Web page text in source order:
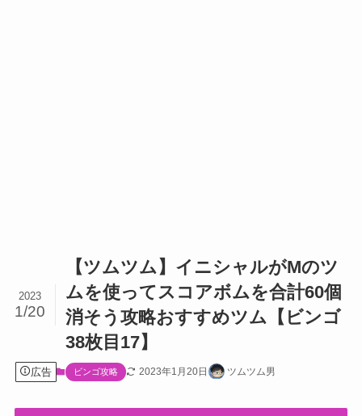
【ツムツム】イニシャルがMのツ
ムを使ってスコアボムを合計60個
消そう攻略おすすめツム【ビンゴ
38枚目17】
2023
1/20
広告 ビンゴ攻略 2023年1月20日 ツムツム男